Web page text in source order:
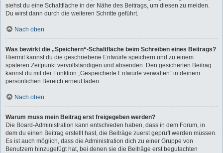
siehst du eine Schaltfläche in der Nähe des Beitrags, um diesen zu melden.
Du wirst dann durch die weiteren Schritte geführt.
Nach oben
Was bewirkt die „Speichern“-Schaltfläche beim Schreiben eines Beitrags?
Hiermit kannst du die geschriebene Entwürfe speichern und zu einem
späteren Zeitpunkt vervollständigen und absenden. Den gesicherten Beitrag
kannst du mit der Funktion „Gespeicherte Entwürfe verwalten“ in deinem
persönlichen Bereich erneut laden.
Nach oben
Warum muss mein Beitrag erst freigegeben werden?
Die Board-Administration kann entschieden haben, dass in dem Forum, in
dem du einen Beitrag erstellt hast, die Beiträge zuerst geprüft werden müssen.
Es ist auch möglich, dass die Administration dich zu einer Gruppe von
Benutzern hinzugefügt hat, bei denen sie die Beiträge erst begutachten